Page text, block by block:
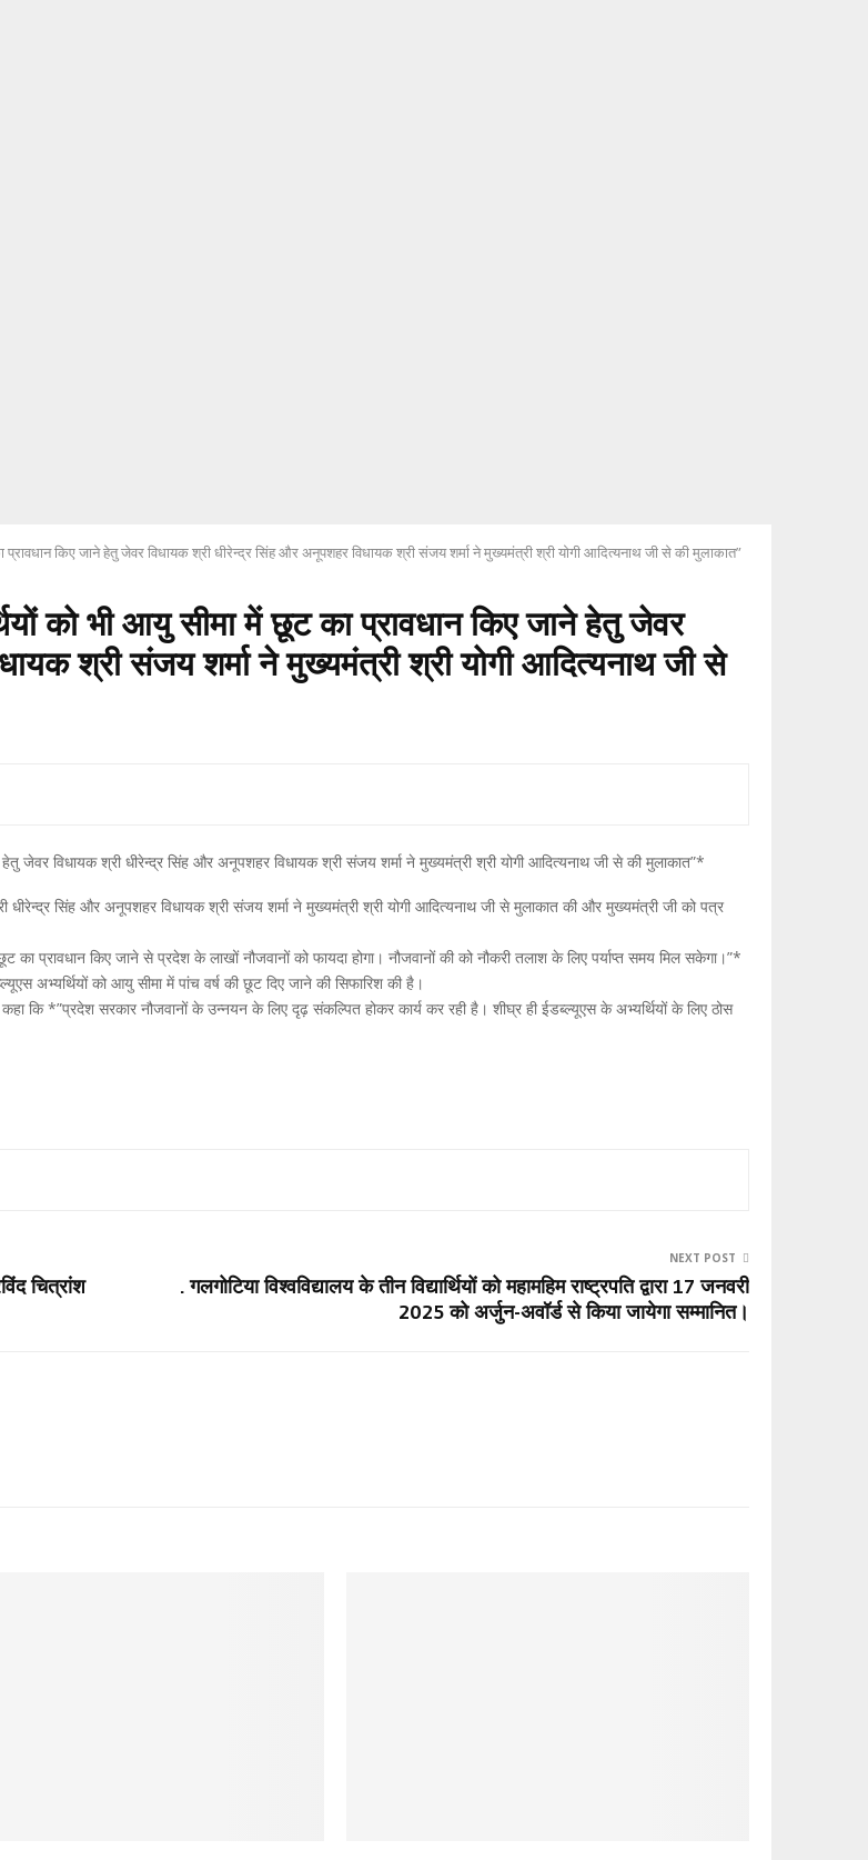
किए जाने हेतु जेवर विधायक श्री धीरेन्द्र सिंह और अनूपशहर विधायक श्री संजय शर्मा ने मुख्यमंत्री श्री योगी आदित्यनाथ जी से की मुलाकात”
को भी आयु सीमा में छूट का प्रावधान किए जाने हेतु जेवर
श्री संजय शर्मा ने मुख्यमंत्री श्री योगी आदित्यनाथ जी से
जेवर विधायक श्री धीरेन्द्र सिंह और अनूपशहर विधायक श्री संजय शर्मा ने मुख्यमंत्री श्री योगी आदित्यनाथ जी से की मुलाकात”*
सिंह और अनूपशहर विधायक श्री संजय शर्मा ने मुख्यमंत्री श्री योगी आदित्यनाथ जी से मुलाकात की और मुख्यमंत्री जी को पत्र
प्रावधान किए जाने से प्रदेश के लाखों नौजवानों को फायदा होगा। नौजवानों की को नौकरी तलाश के लिए पर्याप्त समय मिल सकेगा।”*
अभ्यर्थियों को आयु सीमा में पांच वर्ष की छूट दिए जाने की सिफारिश की है।
कि *”प्रदेश सरकार नौजवानों के उन्नयन के लिए दृढ़ संकल्पित होकर कार्य कर रही है। शीघ्र ही ईडब्ल्यूएस के अभ्यर्थियों के लिए ठोस
चित्रांश
NEXT POST
. गलगोटिया विश्वविद्यालय के तीन विद्यार्थियों को महामहिम राष्ट्रपति द्वारा 17 जनवरी
2025 को अर्जुन-अवॉर्ड से किया जायेगा सम्मानित।